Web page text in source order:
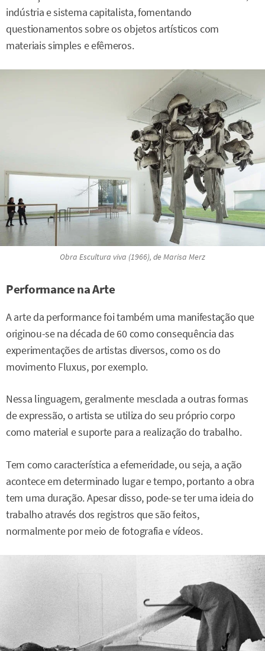
indústria e sistema capitalista, fomentando
questionamentos sobre os objetos artísticos com
materiais simples e efêmeros.
Obra Escultura viva (1966), de Marisa Merz
Performance na Arte
A arte da performance foi também uma manifestação que
originou-se na década de 60 como consequência das
experimentações de artistas diversos, como os do
movimento Fluxus, por exemplo.
Nessa linguagem, geralmente mesclada a outras formas
de expressão, o artista se utiliza do seu próprio corpo
como material e suporte para a realização do trabalho.
Tem como característica a efemeridade, ou seja, a ação
acontece em determinado lugar e tempo, portanto a obra
tem uma duração. Apesar disso, pode-se ter uma ideia do
trabalho através dos registros que são feitos,
normalmente por meio de fotografia e vídeos.